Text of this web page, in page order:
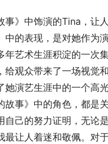
事》中饰演的Tina，让
中的表现，是对她作为
年艺术生涯积淀的一次
给观众带来了一场视觉
她演艺生涯中的一个高
故事》中的角色，都是
自己的努力证明，无论
最让人着迷和敬佩。对